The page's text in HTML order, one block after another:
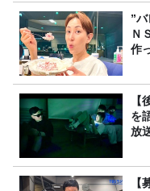
”
Ｎ
作
【
を
放